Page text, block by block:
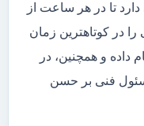
تا در هر ساعت از
در کوتاهترین زمان
داده و همچنین، در
فنی بر حسن